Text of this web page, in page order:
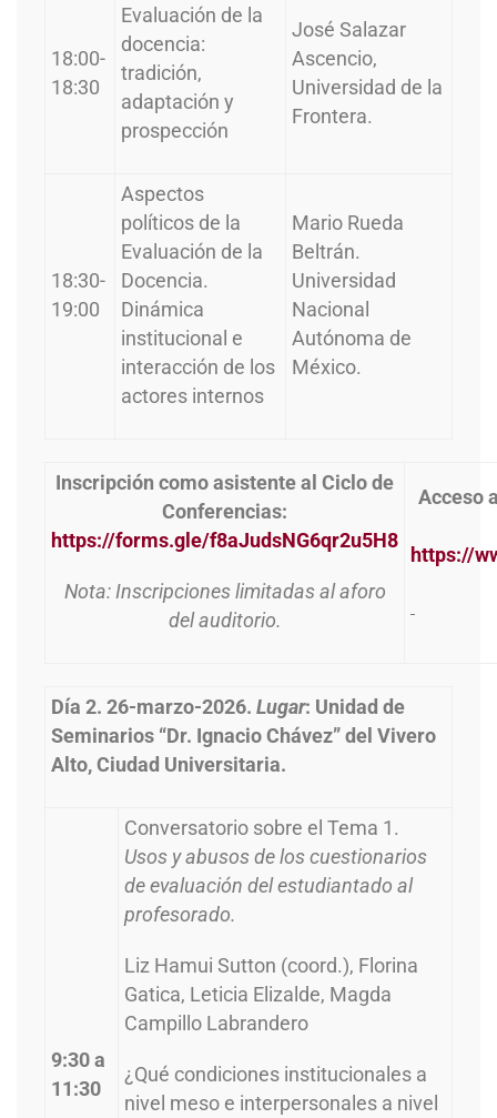
18:00-
18:30
Evaluación de la
docencia:
tradición,
adaptación y
prospección
José Salazar
Ascencio,
Universidad de la
Frontera.
18:30-
19:00
Aspectos
políticos de la
Evaluación de la
Docencia.
Dinámica
institucional e
interacción de los
actores internos
Mario Rueda
Beltrán.
Universidad
Nacional
Autónoma de
México.
Inscripción como asistente al Ciclo de
Conferencias:
https://forms.gle/f8aJudsNG6qr2u5H8
Nota: Inscripciones limitadas al aforo
del auditorio.
Acceso
https://
Día 2. 26-marzo-2026. Lugar: Unidad de
Seminarios “Dr. Ignacio Chávez” del Vivero
Alto, Ciudad Universitaria.
9:30 a
11:30
Conversatorio sobre el Tema 1.
Usos y abusos de los cuestionarios
de evaluación del estudiantado al
profesorado.
Liz Hamui Sutton (coord.), Florina
Gatica, Leticia Elizalde, Magda
Campillo Labrandero
¿Qué condiciones institucionales a
nivel meso e interpersonales a nivel